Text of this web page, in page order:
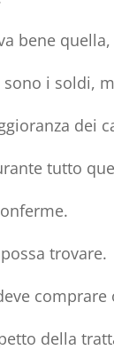
bene
sono i soldi,
dei
tutto
.
trovare.
della